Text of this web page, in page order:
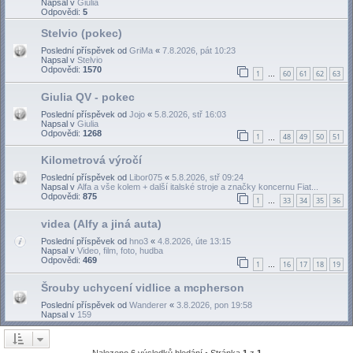
Napsal v Giulia
Odpovědi: 5
Stelvio (pokec)
Poslední příspěvek od GriMa « 7.8.2026, pát 10:23
Napsal v Stelvio
Odpovědi: 1570 1 … 60 61 62 63
Giulia QV - pokec
Poslední příspěvek od Jojo « 5.8.2026, stř 16:03
Napsal v Giulia
Odpovědi: 1268 1 48 49 50 51
Kilometrová výročí
Poslední příspěvek od Libor075 « 5.8.2026, stř 09:24
Napsal v Alfa a vše kolem + další italské stroje a značky koncernu Fiat...
Odpovědi: 875 1 … 33 34 35 36
videa (Alfy a jiná auta)
Poslední příspěvek od hno3 « 4.8.2026, úte 13:15
Napsal v Video, film, foto, hudba
Odpovědi: 469 1 … 16 17 18 19
Šrouby uchycení vidlice a mcpherson
Poslední příspěvek od Wanderer « 3.8.2026, pon 19:58
Napsal v 159